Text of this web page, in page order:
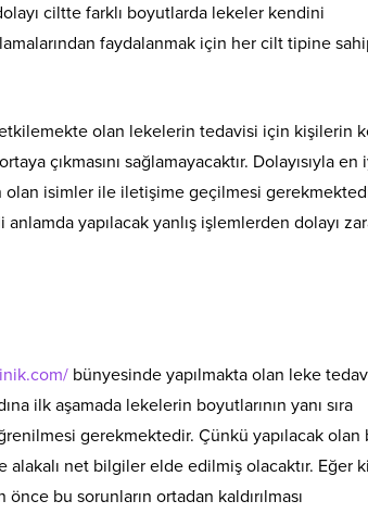
ciltte farklı boyutlarda lekeler kendini
faydalanmak için her cilt tipine
olan lekelerin tedavisi için kişilerin
çıkmasını sağlamayacaktır. Dolayısıyla en
olan isimler ile iletişime geçilmesi
yapılacak yanlış işlemlerden dolayı
bünyesinde yapılmakta olan leke
ilk aşamada lekelerin boyutlarının yanı sıra
gerekmektedir. Çünkü yapılacak olan
alakalı net bilgiler elde edilmiş olacaktır. Eğer
bu sorunların ortadan kaldırılması